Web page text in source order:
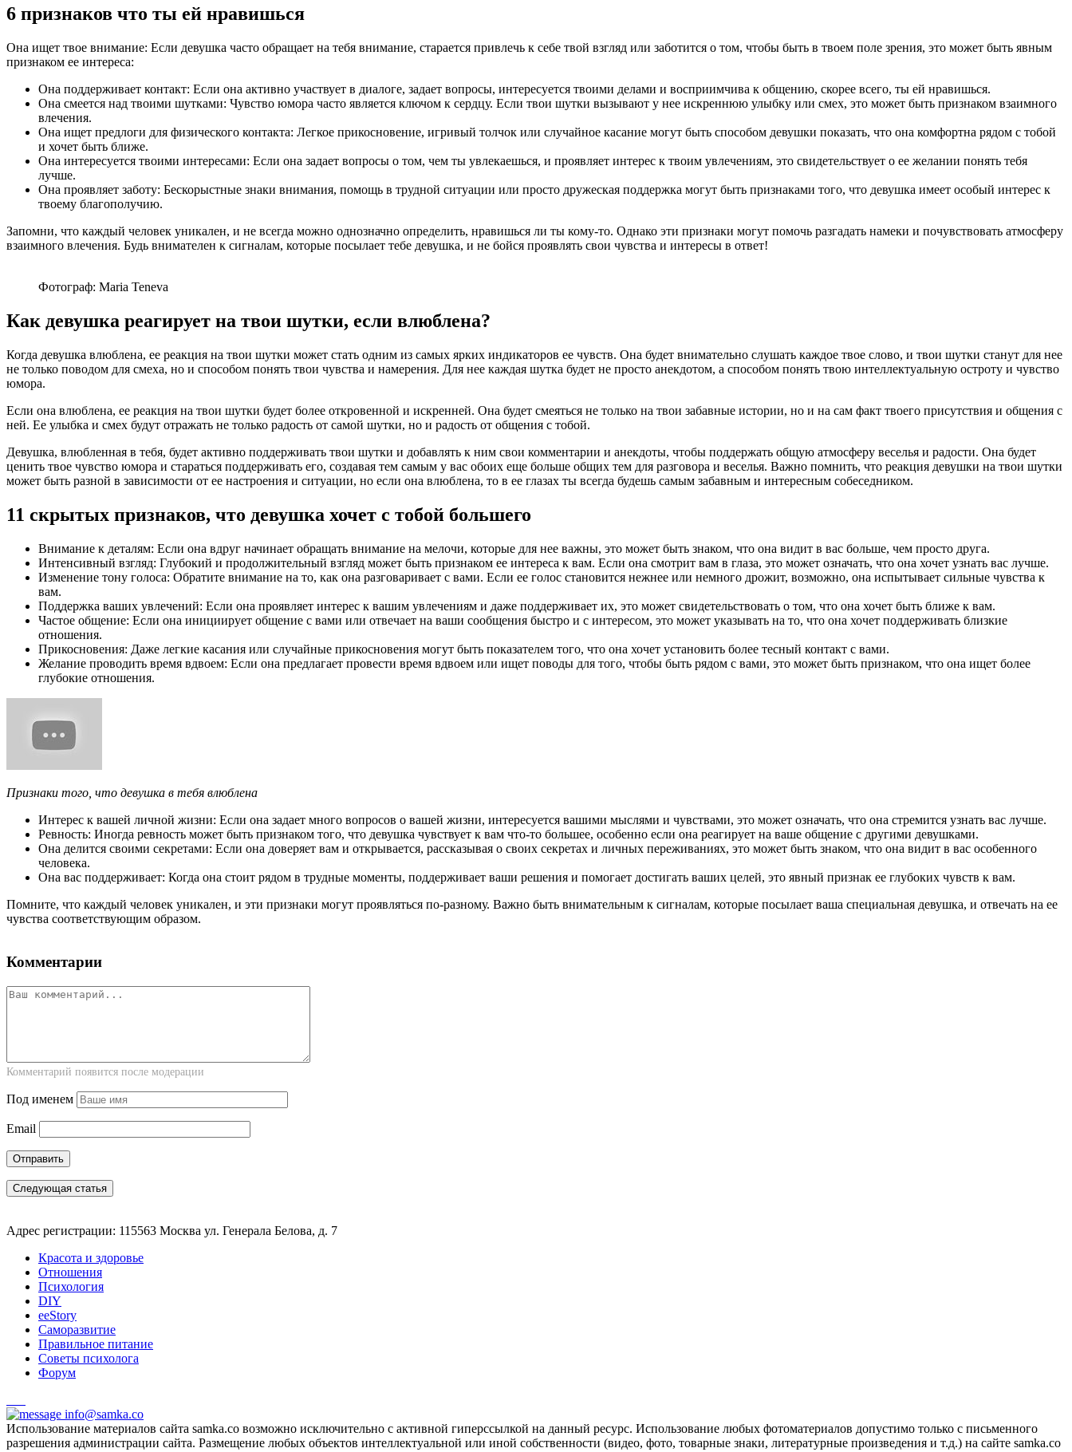
6 признаков что ты ей нравишься
Она ищет твое внимание: Если девушка часто обращает на тебя внимание, старается привлечь к себе твой взгляд или заботится о том, чтобы быть в твоем поле зрения, это может быть явным
признаком ее интереса:
Она поддерживает контакт: Если она активно участвует в диалоге, задает вопросы, интересуется твоими делами и восприимчива к общению, скорее всего, ты ей нравишься.
Она смеется над твоими шутками: Чувство юмора часто является ключом к сердцу. Если твои шутки вызывают у нее искреннюю улыбку или смех, это может быть признаком взаимного
влечения.
Она ищет предлоги для физического контакта: Легкое прикосновение, игривый толчок или случайное касание могут быть способом девушки показать, что она комфортна рядом с тобой
и хочет быть ближе.
Она интересуется твоими интересами: Если она задает вопросы о том, чем ты увлекаешься, и проявляет интерес к твоим увлечениям, это свидетельствует о ее желании понять тебя
лучше.
Она проявляет заботу: Бескорыстные знаки внимания, помощь в трудной ситуации или просто дружеская поддержка могут быть признаками того, что девушка имеет особый интерес к
твоему благополучию.
Запомни, что каждый человек уникален, и не всегда можно однозначно определить, нравишься ли ты кому-то. Однако эти признаки могут помочь разгадать намеки и почувствовать атмосферу
взаимного влечения. Будь внимателен к сигналам, которые посылает тебе девушка, и не бойся проявлять свои чувства и интересы в ответ!
Фотограф: Maria Teneva
Как девушка реагирует на твои шутки, если влюблена?
Когда девушка влюблена, ее реакция на твои шутки может стать одним из самых ярких индикаторов ее чувств. Она будет внимательно слушать каждое твое слово, и твои шутки станут для нее
не только поводом для смеха, но и способом понять твои чувства и намерения. Для нее каждая шутка будет не просто анекдотом, а способом понять твою интеллектуальную остроту и чувство
юмора.
Если она влюблена, ее реакция на твои шутки будет более откровенной и искренней. Она будет смеяться не только на твои забавные истории, но и на сам факт твоего присутствия и общения с
ней. Ее улыбка и смех будут отражать не только радость от самой шутки, но и радость от общения с тобой.
Девушка, влюбленная в тебя, будет активно поддерживать твои шутки и добавлять к ним свои комментарии и анекдоты, чтобы поддержать общую атмосферу веселья и радости. Она будет
ценить твое чувство юмора и стараться поддерживать его, создавая тем самым у вас обоих еще больше общих тем для разговора и веселья. Важно помнить, что реакция девушки на твои шутки
может быть разной в зависимости от ее настроения и ситуации, но если она влюблена, то в ее глазах ты всегда будешь самым забавным и интересным собеседником.
11 скрытых признаков, что девушка хочет с тобой большего
Внимание к деталям: Если она вдруг начинает обращать внимание на мелочи, которые для нее важны, это может быть знаком, что она видит в вас больше, чем просто друга.
Интенсивный взгляд: Глубокий и продолжительный взгляд может быть признаком ее интереса к вам. Если она смотрит вам в глаза, это может означать, что она хочет узнать вас лучше.
Изменение тону голоса: Обратите внимание на то, как она разговаривает с вами. Если ее голос становится нежнее или немного дрожит, возможно, она испытывает сильные чувства к
вам.
Поддержка ваших увлечений: Если она проявляет интерес к вашим увлечениям и даже поддерживает их, это может свидетельствовать о том, что она хочет быть ближе к вам.
Частое общение: Если она инициирует общение с вами или отвечает на ваши сообщения быстро и с интересом, это может указывать на то, что она хочет поддерживать близкие
отношения.
Прикосновения: Даже легкие касания или случайные прикосновения могут быть показателем того, что она хочет установить более тесный контакт с вами.
Желание проводить время вдвоем: Если она предлагает провести время вдвоем или ищет поводы для того, чтобы быть рядом с вами, это может быть признаком, что она ищет более
глубокие отношения.
Признаки того, что девушка в тебя влюблена
Интерес к вашей личной жизни: Если она задает много вопросов о вашей жизни, интересуется вашими мыслями и чувствами, это может означать, что она стремится узнать вас лучше.
Ревность: Иногда ревность может быть признаком того, что девушка чувствует к вам что-то большее, особенно если она реагирует на ваше общение с другими девушками.
Она делится своими секретами: Если она доверяет вам и открывается, рассказывая о своих секретах и личных переживаниях, это может быть знаком, что она видит в вас особенного
человека.
Она вас поддерживает: Когда она стоит рядом в трудные моменты, поддерживает ваши решения и помогает достигать ваших целей, это явный признак ее глубоких чувств к вам.
Помните, что каждый человек уникален, и эти признаки могут проявляться по-разному. Важно быть внимательным к сигналам, которые посылает ваша специальная девушка, и отвечать на ее
чувства соответствующим образом.
Комментарии
Комментарий появится после модерации
Под именем
Email
Следующая статья
Адрес регистрации: 115563 Москва ул. Генерала Белова, д. 7
Красота и здоровье
Отношения
Психология
DIY
ееStory
Саморазвитие
Правильное питание
Советы психолога
Форум
info@samka.co
Использование материалов сайта samka.co возможно исключительно с активной гиперссылкой на данный ресурс. Использование любых фотоматериалов допустимо только с письменного
разрешения администрации сайта. Размещение любых объектов интеллектуальной или иной собственности (видео, фото, товарные знаки, литературные произведения и т.д.) на сайте samka.co